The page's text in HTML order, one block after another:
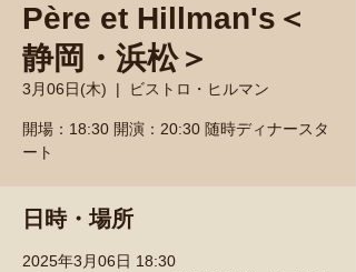
Père et Hillman's＜
静岡・浜松＞
3月06日(木)
  |
ビストロ・ヒルマン
開場：18:30 開演：20:30 随時ディナースタ
ート
日時・場所
2025年3月06日 18:30